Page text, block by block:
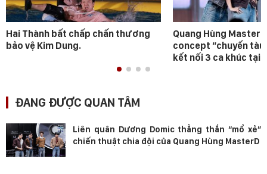
Hai Thành bất chấp chấn thương
bảo vệ Kim Dung.
Quang Hùng
concept “chuyến tàu
kết nối 3 ca khúc tại
ĐANG ĐƯỢC QUAN TÂM
Liên quân Dương Domic thẳng thắn “mổ xẻ”
chiến thuật chia đội của Quang Hùng MasterD